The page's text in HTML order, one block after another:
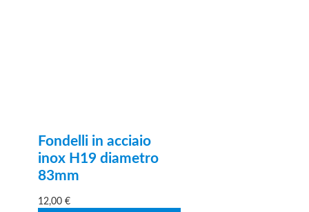
Fondelli in acciaio
inox H19 diametro
83mm
12,00€